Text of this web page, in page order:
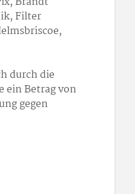
Filter
durch die
ein Betrag von
gegen